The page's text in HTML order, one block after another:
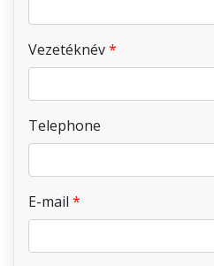
Vezetéknév
Telephone
E-mail